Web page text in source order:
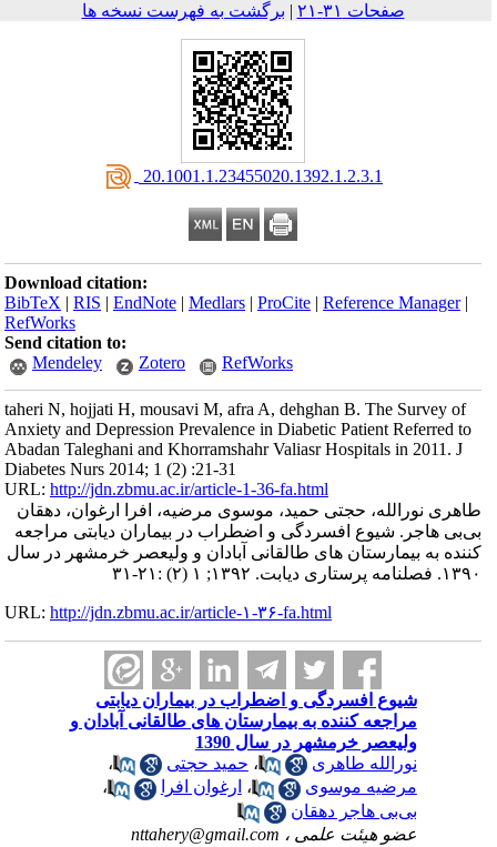
صفحات ۳۱-۲۱
| برگشت به فهرست نسخه ها
‎ 20.1001.1.23455020.1392.1.2.3.1
Download citation:
BibTeX |RIS |EndNote |Medlars |ProCite |Reference Manager
RefWorks
Send citation to:
Mendeley
Zotero RefWorks
taheri N, hojjati H, mousavi M, afra A, dehghan B. The Survey of
Anxiety and Depression Prevalence in Diabetic Patient Referred to
Abadan Taleghani and Khorramshahr Valiasr Hospitals in 2011. J
Diabetes Nurs 2014; 1 (2) :21-31
URL:http://jdn.zbmu.ac.ir/article-1-36-fa.html
طاهری نورالله، حجتی حمید، موسوی مرضیه، افرا ارغوان، دهقان
بی‌بی هاجر. شیوع افسردگی و اضطراب در بیماران دیابتی مراجعه
کننده به بیمارستان های طالقانی آبادان و ولیعصر خرمشهر در سال
۱۳۹۰. فصلنامه پرستاری دیابت. ۱۳۹۲; ۱ (۲) :۲۱-۳۱
URL:http://jdn.zbmu.ac.ir/article-۱-۳۶-fa.html
شیوع افسردگی و اضطراب در بیماران دیابتی
مراجعه کننده به بیمارستان های طالقانی آبادان و
ولیعصر خرمشهر در سال 1390
نورالله طاهری
،حمید حجتی
،
مرضیه موسوی
،ارغوان افرا
،
بی‌بی هاجر دهقان
عضو هیئت علمی ، nttahery@gmail.com